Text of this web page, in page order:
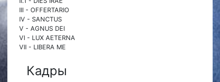
III - OFFERTARIO
IV - SANCTUS
V - AGNUS DEI
VI - LUX AETERNA
VII - LIBERA ME
Кадры